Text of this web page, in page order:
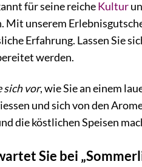
für seine reicheKultur
Mit unserem
Erfahrung. Lassen Sie
werden.
sich vor, wie Sie an einem
und sich von den
die köstlichen Speisen
Sie bei